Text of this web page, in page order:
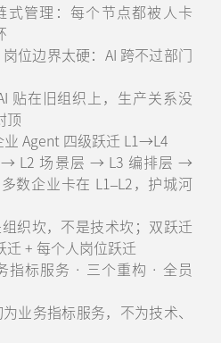
式管理：每个节点都被人卡
位边界太硬：AI 跨不过部门
贴在旧组织上，生产关系没
顶
Agent 四级跃迁 L1→L4
→ L2 场景层 → L3 编排层 →
数企业卡在 L1–L2，护城河
织坎，不是技术坎；双跃迁
迁 + 每个人岗位跃迁
指标服务 · 三个重构 · 全员
业务指标服务，不为技术、